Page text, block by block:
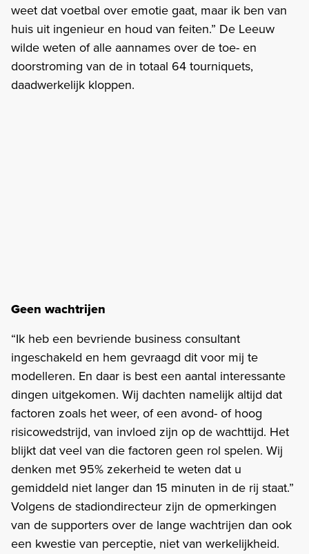
weet dat voetbal over emotie gaat, maar ik ben van
huis uit ingenieur en houd van feiten.” De Leeuw
wilde weten of alle aannames over de toe- en
doorstroming van de in totaal 64 tourniquets,
daadwerkelijk kloppen.
Geen wachtrijen
“Ik heb een bevriende business consultant
ingeschakeld en hem gevraagd dit voor mij te
modelleren. En daar is best een aantal interessante
dingen uitgekomen. Wij dachten namelijk altijd dat
factoren zoals het weer, of een avond- of hoog
risicowedstrijd, van invloed zijn op de wachttijd. Het
blijkt dat veel van die factoren geen rol spelen. Wij
denken met 95% zekerheid te weten dat u
gemiddeld niet langer dan 15 minuten in de rij staat.”
Volgens de stadiondirecteur zijn de opmerkingen
van de supporters over de lange wachtrijen dan ook
een kwestie van perceptie, niet van werkelijkheid.